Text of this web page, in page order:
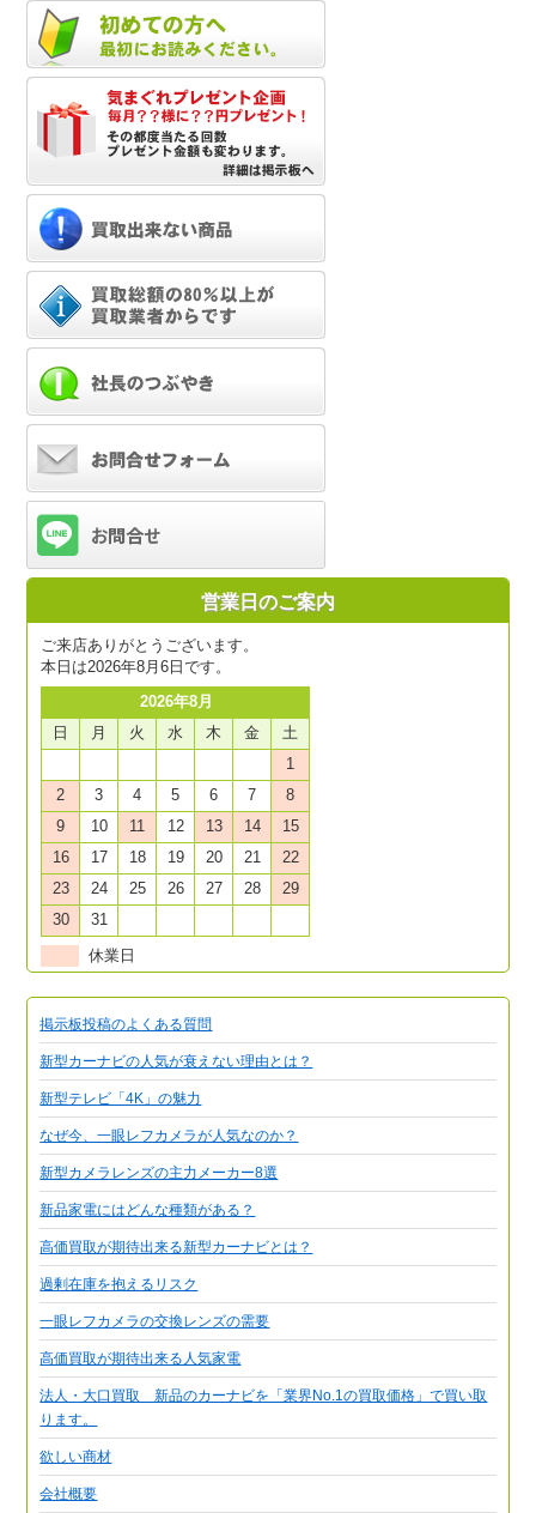
営業日のご案内
ご来店ありがとうございます。
本日は2026年8月6日です。
2026年8月
日
月 火 水 木 金
土
1
2
3 4 5 6 7
8
9
10 11 12 13 14
15
16
17 18 19 20 21
22
23
24 25 26 27 28
29
30
31
休業日
掲示板投稿のよくある質問
新型カーナビの人気が衰えない理由とは？
新型テレビ「4K」の魅力
なぜ今、一眼レフカメラが人気なのか？
新型カメラレンズの主力メーカー8選
新品家電にはどんな種類がある？
高価買取が期待出来る新型カーナビとは？
過剰在庫を抱えるリスク
一眼レフカメラの交換レンズの需要
高価買取が期待出来る人気家電
法人・大口買取 新品のカーナビを「業界No.1の買取価格」で買い取
ります。
欲しい商材
会社概要